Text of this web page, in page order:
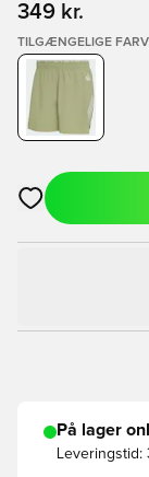
349 kr.
TILGÆNGELIGE
Åbner en Modal
På lager
Leveringstid: